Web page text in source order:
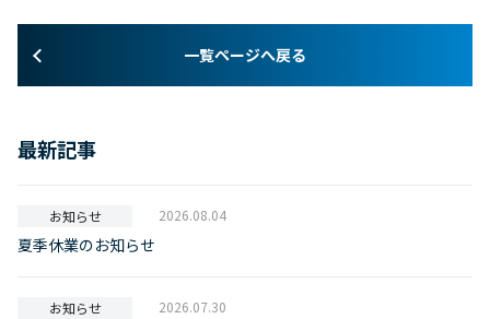
一覧ページへ戻る
最新記事
お知らせ 2026.08.04
夏季休業のお知らせ
お知らせ 2026.07.30